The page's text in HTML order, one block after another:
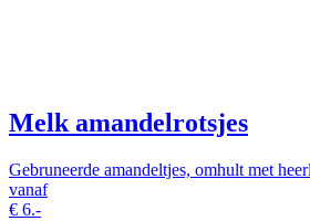
Melk amandelrotsjes
Gebruneerde amandeltjes, omhult met
vanaf
€ 6.-